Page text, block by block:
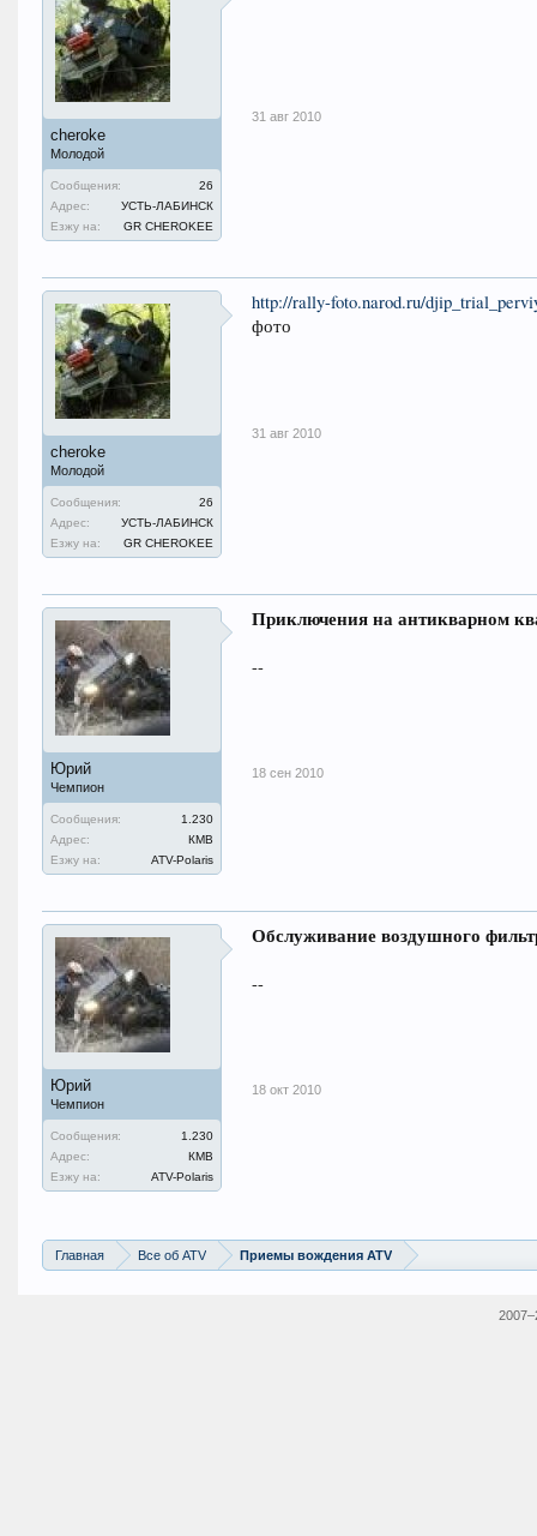
cheroke
Молодой
Сообщения:
26
Адрес:
УСТЬ-ЛАБИНСК
Езжу на:
GR CHEROKEE
31 авг 2010
cheroke
Молодой
Сообщения:
26
Адрес:
УСТЬ-ЛАБИНСК
Езжу на:
GR CHEROKEE
http://rally-foto.narod.ru/
фото
31 авг 2010
Юрий
Чемпион
Сообщения:
1.230
Адрес:
КМВ
Езжу на:
ATV-Polaris
Приключения на антикварном
--
18 сен 2010
Юрий
Чемпион
Сообщения:
1.230
Адрес:
КМВ
Езжу на:
ATV-Polaris
Обслуживание воздушного
--
18 окт 2010
Главная Все об ATV Приемы вождения ATV
2007–